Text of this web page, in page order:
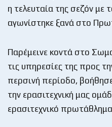
η τελευταία της σεζόν με
αγωνίστηκε ξανά στο
Παρέμεινε κοντά στο
τις υπηρεσίες της προς
περσινή περίοδο,
την ερασιτεχνική μας
ερασιτεχνικό